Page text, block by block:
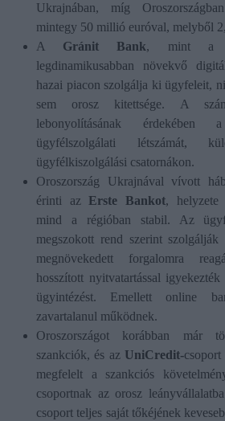
Ukrajnában, míg
mintegy 50 millió euróval, melyből
A Gránit Bank, mint a
legdinamikusabban növekvő
hazai piacon szolgálja ki ügyfeleit,
sem orosz kitettsége. A
lebonyolításának érdekében
ügyfélszolgálati létszámát,
ügyfélkiszolgálási csatornákon.
Oroszország Ukrajnával vívott
érinti az Erste Bankot, helyzete
mind a régióban stabil. Az
megszokott rend szerint
megnövekedett forgalomra
hosszított nyitvatartással
ügyintézést. Emellett online
zavartalanul működnek.
Oroszországot korábban már
szankciók, és az UniCredit-
megfelelt a szankciós
csoportnak az orosz
csoport teljes saját tőkéjének